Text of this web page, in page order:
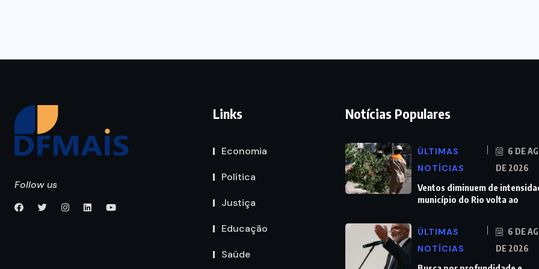
Follow us
Links
Economia
Política
Justiça
Educação
Saúde
Notícias Populares
ÚLTIMAS
NOTÍCIAS
6 DE
DE 2026
Ventos diminuem de
município do Rio volta ao
ÚLTIMAS
NOTÍCIAS
6 DE
DE 2026